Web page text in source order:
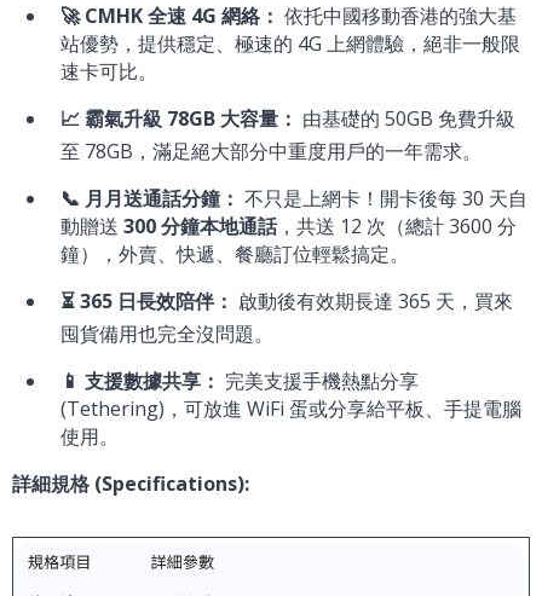
🚀 CMHK 全速 4G 網絡： 依托中國移動香港的強大基
站優勢，提供穩定、極速的 4G 上網體驗，絕非一般限
速卡可比。
📈 霸氣升級 78GB 大容量： 由基礎的 50GB 免費升級
至 78GB，滿足絕大部分中重度用戶的一年需求。
📞 月月送通話分鐘： 不只是上網卡！開卡後每 30 天自
動贈送 300 分鐘本地通話，共送 12 次（總計 3600 分
鐘），外賣、快遞、餐廳訂位輕鬆搞定。
⏳ 365 日長效陪伴： 啟動後有效期長達 365 天，買來
囤貨備用也完全沒問題。
📱 支援數據共享： 完美支援手機熱點分享
(Tethering)，可放進 WiFi 蛋或分享給平板、手提電腦
使用。
詳細規格 (Specifications):